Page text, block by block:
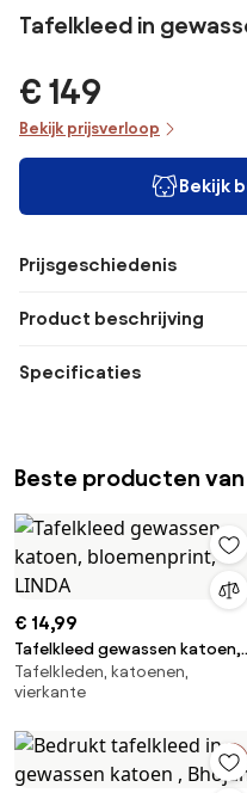
Tafelkleed in
€ 149
Bekijk prijsverloop
Bekijk
Prijsgeschiedenis
Product beschrijving
Specificaties
Beste producten
€ 14,99
Tafelkleed gewassen katoen,
bloemenprint, LINDA
Tafelkleden, katoenen,
vierkante